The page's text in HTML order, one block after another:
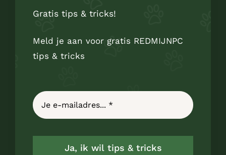
Gratis tips & tricks!
Meld je aan voor gratis REDMIJNPC
tips & tricks
Ja, ik wil tips & tricks